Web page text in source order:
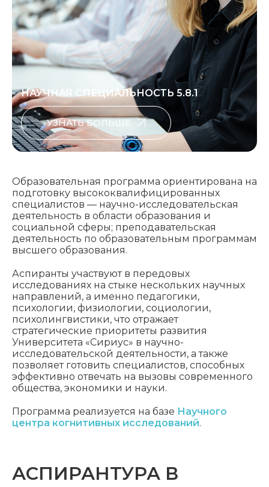
НАУЧНАЯ СПЕЦИАЛЬНОСТЬ 5.8.1
УЗНАТЬ БОЛЬШЕ
Образовательная программа ориентирована на
подготовку высококвалифицированных
специалистов — научно-исследовательская
деятельность в области образования и
социальной сферы; преподавательская
деятельность по образовательным программам
высшего образования.
Аспиранты участвуют в передовых
исследованиях на стыке нескольких научных
направлений, а именно педагогики,
психологии, физиологии, социологии,
психолингвистики, что отражает
стратегические приоритеты развития
Университета «Сириус» в научно-
исследовательской деятельности, а также
позволяет готовить специалистов, способных
эффективно отвечать на вызовы современного
общества, экономики и науки.
Программа реализуется на базе Научного
центра когнитивных исследований.
АСПИРАНТУРА В